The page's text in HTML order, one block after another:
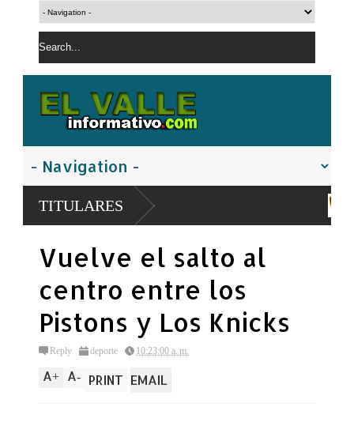
TITULARES
Policía Nacional apresa
Carolina Mejía
Vuelve el salto al
centro entre los
Pistons y Los Knicks
Reply deporte 10:23:00 a. m.
A+ A- PRINT EMAIL